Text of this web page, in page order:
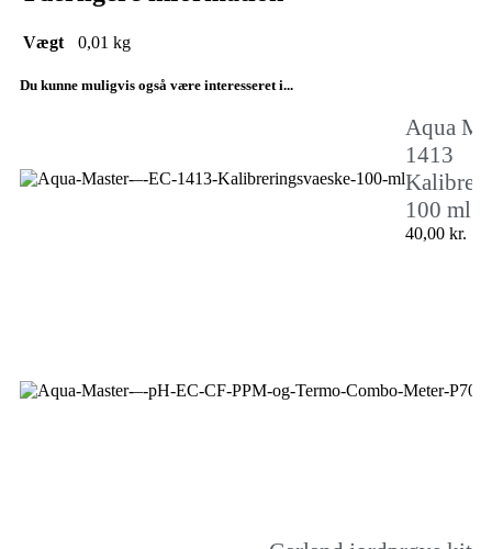
Vægt 0,01 kg
Du kunne muligvis også være interesseret i...
Aqua
1413
100 ml
40,00 kr.